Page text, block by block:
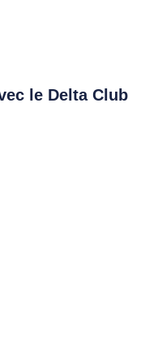
le Delta Club